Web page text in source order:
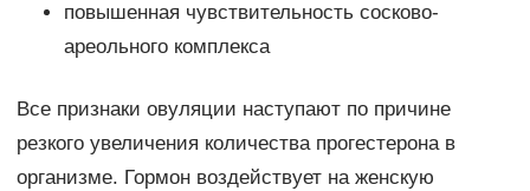
повышенная чувствительность сосково-
ареольного комплекса
Все признаки овуляции наступают по причине
резкого увеличения количества прогестерона в
организме. Гормон воздействует на женскую